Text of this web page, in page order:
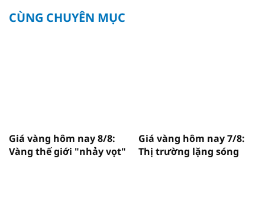
CÙNG CHUYÊN MỤC
Giá vàng hôm nay 8/8:
Vàng thế giới "nhảy vọt"
Giá vàng hôm nay 7/8:
Thị trường lặng sóng